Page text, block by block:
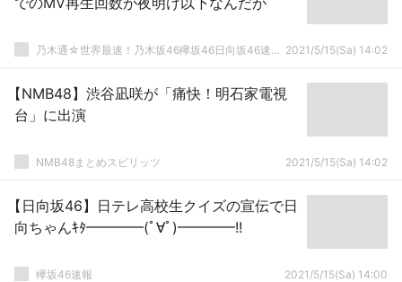
乃木通☆世界最速！乃木坂46欅坂46日向坂46速報まとめ 2021/5/15(Sa) 14:02
【NMB48】渋谷凪咲が「痛快！明石家電視
台」に出演
NMB48まとめスピリッツ 2021/5/15(Sa) 14:02
【日向坂46】日テレ高校生クイズの宣伝で日
向ちゃんｷﾀ━━━━(ﾟ∀ﾟ)━━━━!!
欅坂46速報 2021/5/15(Sa) 14:00